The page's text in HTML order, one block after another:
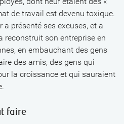
de travail est devenu toxique.
a présenté ses excuses, et a
reconstruit son entreprise en
en embauchant des gens
des amis, des gens qui
la croissance et qui sauraient
faire